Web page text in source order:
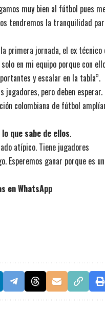
muy bien al fútbol pues
tendremos la tranquilidad
primera jornada, el ex técnico
en mi equipo porque con
y escalar en la tabla”.
pero deben esperar.
colombiana de fútbol
lo que sabe de ellos.
atípico. Tiene jugadores
Esperemos ganar porque es
en WhatsApp